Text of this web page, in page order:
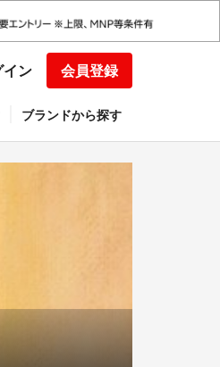
イン 会員登録
ブランドから探す